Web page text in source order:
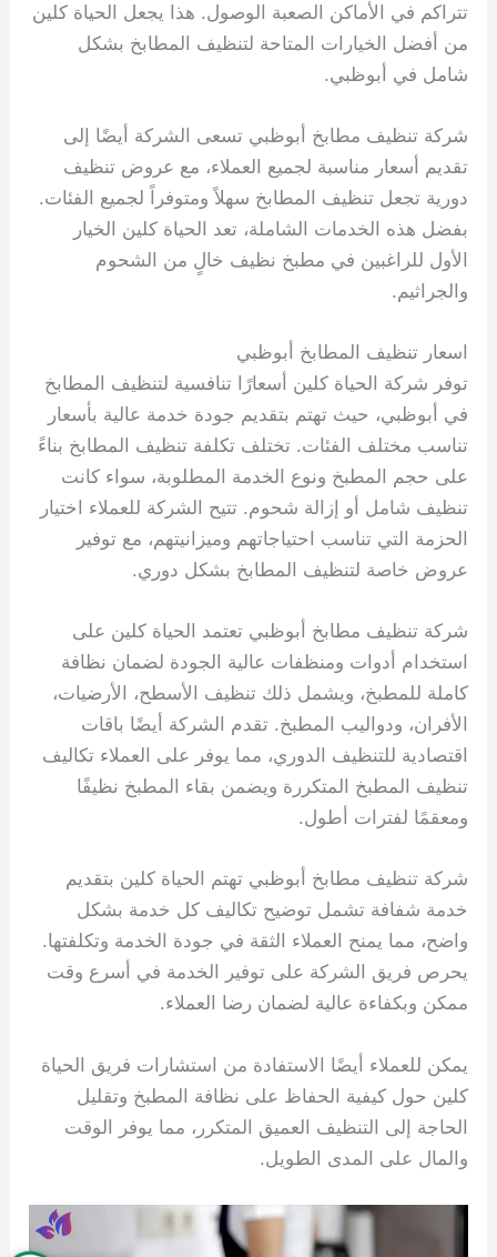
تتراكم في الأماكن الصعبة الوصول. هذا يجعل الحياة كلين
من أفضل الخيارات المتاحة لتنظيف المطابخ بشكل
شامل في أبوظبي.
شركة تنظيف مطابخ أبوظبي تسعى الشركة أيضًا إلى
تقديم أسعار مناسبة لجميع العملاء، مع عروض تنظيف
دورية تجعل تنظيف المطابخ سهلاً ومتوفراً لجميع الفئات.
بفضل هذه الخدمات الشاملة، تعد الحياة كلين الخيار
الأول للراغبين في مطبخ نظيف خالٍ من الشحوم
والجراثيم.
اسعار تنظيف المطابخ أبوظبي
توفر شركة الحياة كلين أسعارًا تنافسية لتنظيف المطابخ
في أبوظبي، حيث تهتم بتقديم جودة خدمة عالية بأسعار
تناسب مختلف الفئات. تختلف تكلفة تنظيف المطابخ بناءً
على حجم المطبخ ونوع الخدمة المطلوبة، سواء كانت
تنظيف شامل أو إزالة شحوم. تتيح الشركة للعملاء اختيار
الحزمة التي تناسب احتياجاتهم وميزانيتهم، مع توفير
عروض خاصة لتنظيف المطابخ بشكل دوري.
شركة تنظيف مطابخ أبوظبي تعتمد الحياة كلين على
استخدام أدوات ومنظفات عالية الجودة لضمان نظافة
كاملة للمطبخ، ويشمل ذلك تنظيف الأسطح، الأرضيات،
الأفران، ودواليب المطبخ. تقدم الشركة أيضًا باقات
اقتصادية للتنظيف الدوري، مما يوفر على العملاء تكاليف
تنظيف المطبخ المتكررة ويضمن بقاء المطبخ نظيفًا
ومعقمًا لفترات أطول.
شركة تنظيف مطابخ أبوظبي تهتم الحياة كلين بتقديم
خدمة شفافة تشمل توضيح تكاليف كل خدمة بشكل
واضح، مما يمنح العملاء الثقة في جودة الخدمة وتكلفتها.
يحرص فريق الشركة على توفير الخدمة في أسرع وقت
ممكن وبكفاءة عالية لضمان رضا العملاء.
يمكن للعملاء أيضًا الاستفادة من استشارات فريق الحياة
كلين حول كيفية الحفاظ على نظافة المطبخ وتقليل
الحاجة إلى التنظيف العميق المتكرر، مما يوفر الوقت
والمال على المدى الطويل.